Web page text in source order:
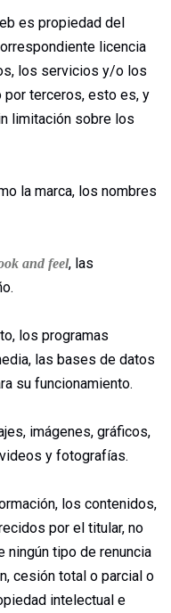
es propiedad del
licencia
los servicios y/o los
terceros, esto es, y
limitación sobre los
la marca, los nombres
and feel, las
los programas
las bases de datos
su funcionamiento.
imágenes, gráficos,
y fotografías.
los contenidos,
por el titular, no
ningún tipo de renuncia
cesión total o parcial o
intelectual e